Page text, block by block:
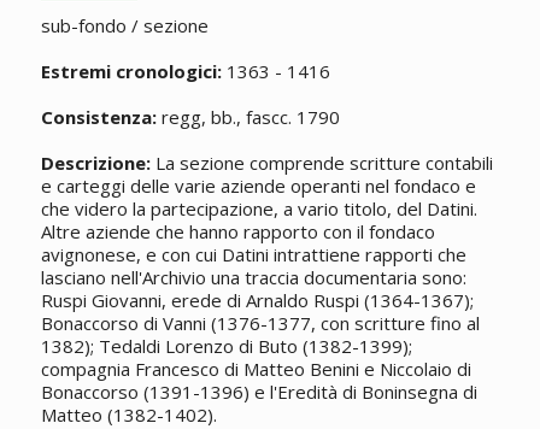
sub-fondo / sezione
Estremi cronologici:1363 - 1416
Consistenza:regg, bb., fascc. 1790
Descrizione:La sezione comprende scritture contabili
e carteggi delle varie aziende operanti nel fondaco e
che videro la partecipazione, a vario titolo, del Datini.
Altre aziende che hanno rapporto con il fondaco
avignonese, e con cui Datini intrattiene rapporti che
lasciano nell'Archivio una traccia documentaria sono:
Ruspi Giovanni, erede di Arnaldo Ruspi (1364-1367);
Bonaccorso di Vanni (1376-1377, con scritture fino al
1382); Tedaldi Lorenzo di Buto (1382-1399);
compagnia Francesco di Matteo Benini e Niccolaio di
Bonaccorso (1391-1396) e l'Eredità di Boninsegna di
Matteo (1382-1402).